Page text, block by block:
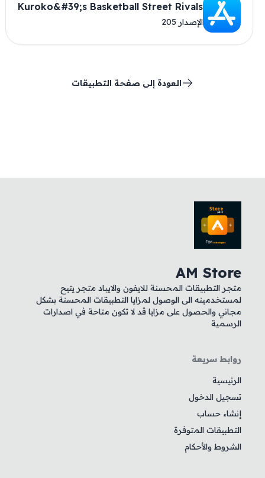
Kuroko&#39;s Basketball Street Rivals
الإصدار 205
العودة إلى صفحة التطبيقات
AM Store
متجر التطبيقات المحسنة للايفون والايباد متجر يتيح
لمستخدمينه الى الوصول لمزايا التطبيقات المحسنة بشكل
مجاني والحصول على مزايا قد لا تكون متاحة في اصدارات
الرسمية
روابط سريعة
الرئيسية
تسجيل الدخول
إنشاء حساب
التطبيقات المتوفرة
الشروط والأحكام